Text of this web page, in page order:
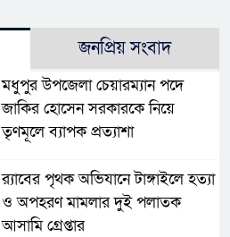
জনপ্রিয় সংবাদ
মধুপুর উপজেলা চেয়ারম্যান পদে
জাকির হোসেন সরকারকে নিয়ে
তৃণমূলে ব্যাপক প্রত্যাশা
র‌্যাবের পৃথক অভিযানে টাঙ্গাইলে হত্যা
ও অপহরণ মামলার দুই পলাতক
আসামি গ্রেপ্তার